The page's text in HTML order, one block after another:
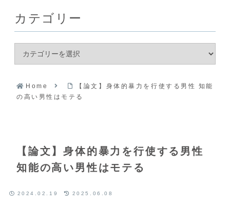
カテゴリー
Home
【論文】身体的暴力を行使する男性 知能
の高い男性はモテる
【論文】身体的暴力を行使する男性
知能の高い男性はモテる
2024.02.19 2025.06.08